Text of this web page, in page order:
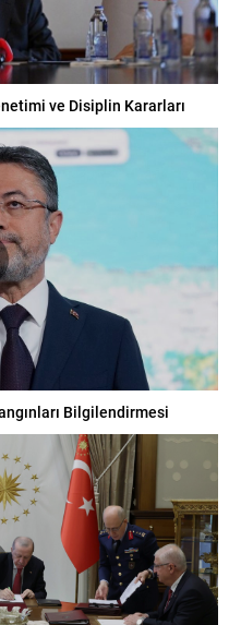
ve Disiplin Kararları
Bilgilendirmesi